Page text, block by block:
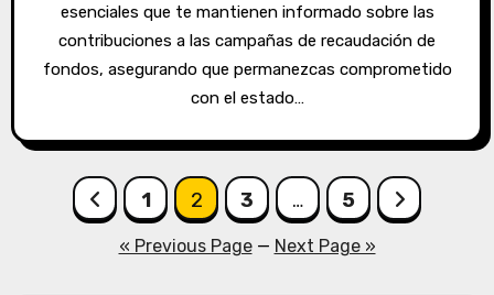
esenciales que te mantienen informado sobre las
contribuciones a las campañas de recaudación de
fondos, asegurando que permanezcas comprometido
con el estado…
Posts
pagination
1 2 3 … 5
« Previous Page— Next Page »